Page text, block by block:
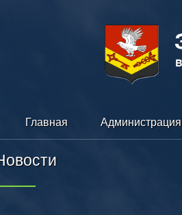
Главная Администрация